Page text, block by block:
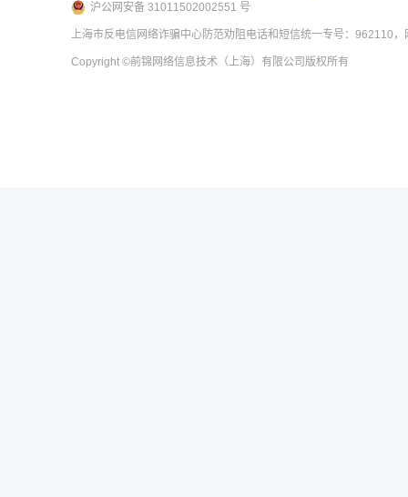
沪公网安备 31011502002551 号
上海市反电信网络诈骗中心防范劝阻电话和短信统一专号：962110
Copyright ©前锦网络信息技术（上海）有限公司 版权所有